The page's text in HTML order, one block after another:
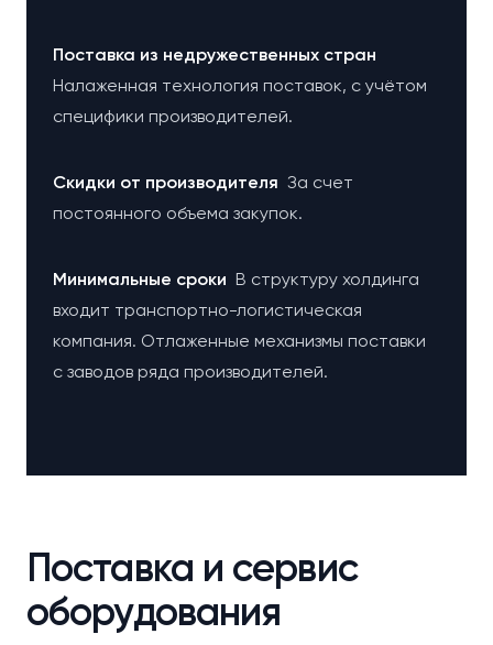
Поставка из недружественных стран
Налаженная технология поставок, с учётом
специфики производителей.
Cкидки от производителя За счет
постоянного объема закупок.
Минимальные сроки В структуру холдинга
входит транспортно-логистическая
компания. Отлаженные механизмы поставки
с заводов ряда производителей.
Поставка и сервис
оборудования